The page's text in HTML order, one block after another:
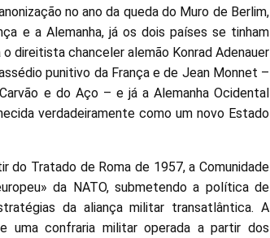
no ano da queda do Muro de Berlim,
e a Alemanha, já os dois países se tinham
direitista chanceler alemão Konrad Adenauer
punitivo da França e de Jean Monnet –
e do Aço – e já a Alemanha Ocidental
verdadeiramente como um novo Estado
do Tratado de Roma de 1957, a Comunidade
da NATO, submetendo a política de
da aliança militar transatlântica. A
uma confraria militar operada a partir dos